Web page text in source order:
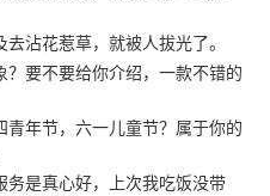
去沾花惹草，就被人拔光了。
？要不要给你介绍，一款不错的
青年节，六一儿童节？属于你的
务是真心好，上次我吃饭没带